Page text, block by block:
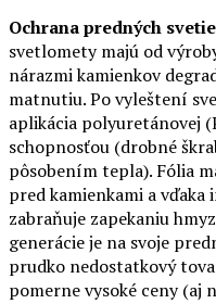
Ochrana predných
svetlomety majú od
nárazmi kamienkov
matnutiu. Po vyleštení
aplikácia polyuretánovej
schopnosťou (drobné
pôsobením tepla). Fólia
pred kamienkami a
zabraňuje zapekaniu
generácie je na svoje
prudko nedostatkový
pomerne vysoké ceny (aj